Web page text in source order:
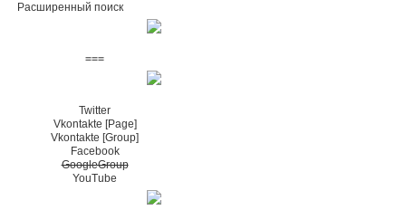
Расширенный поиск
===
Twitter
Vkontakte [Page]
Vkontakte [Group]
Facebook
GoogleGroup
YouTube